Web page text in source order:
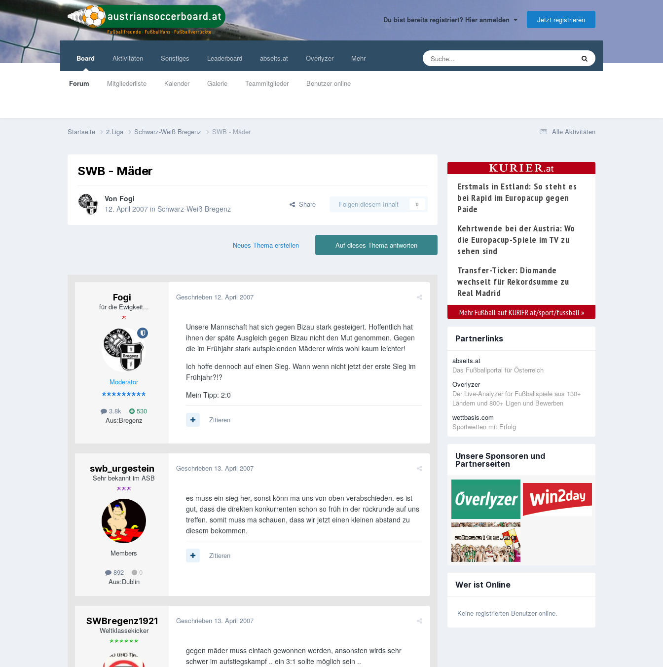
Du bist bereits registriert? Hier anmelden Jetzt registrieren
Board
Forum Mitgliederliste Kalender Galerie Teammitglieder Benutzer online
Aktivitäten Sonstiges Leaderboard abseits.at Overlyzer Mehr
Alle Aktivitäten
Startseite 2.Liga Schwarz-Weiß Bregenz SWB - Mäder
SWB - Mäder
Von Fogi
12. April 2007 in Schwarz-Weiß Bregenz Share Folgen diesem Inhalt 0
Auf dieses Thema antworten
Neues Thema erstellen
Fogi
für die Ewigkeit...
Moderator
3.8k
530
Aus:Bregenz
Geschrieben 12. April 2007
Unsere Mannschaft hat sich gegen Bizau stark gesteigert. Hoffentlich hat
ihnen der späte Ausgleich gegen Bizau nicht den Mut genommen. Gegen
die im Frühjahr stark aufspielenden Mäderer wirds wohl kaum leichter!
Ich hoffe dennoch auf einen Sieg. Wann wenn nicht jetzt der erste Sieg im
Frühjahr?!?
Mein Tipp: 2:0
Zitieren
swb_urgestein
Sehr bekannt im ASB
Members
892
0
Aus:Dublin
Geschrieben 13. April 2007
es muss ein sieg her, sonst könn ma uns von oben verabschieden. es ist
gut, dass die direkten konkurrenten schon so früh in der rückrunde auf uns
treffen. somit muss ma schauen, dass wir jetzt einen kleinen abstand zu
diesem bekommen.
Zitieren
SWBregenz1921
Weltklassekicker
Geschrieben 13. April 2007
gegen mäder muss einfach gewonnen werden, ansonsten wirds sehr
schwer im aufstiegskampf .. ein 3:1 sollte möglich sein ..
Erstmals in Estland: So steht es
bei Rapid im Europacup gegen
Paide
Kehrtwende bei der Austria: Wo
die Europacup-Spiele im TV zu
sehen sind
Transfer-Ticker: Diomande
wechselt für Rekordsumme zu
Real Madrid
Mehr Fußball auf KURIER.at/sport/fussball »
Partnerlinks
abseits.at
Das Fußballportal für Österreich
Overlyzer
Der Live-Analyzer für Fußballspiele aus 130+
Ländern und 800+ Ligen und Bewerben
wettbasis.com
Sportwetten mit Erfolg
Unsere Sponsoren und
Partnerseiten
Wer ist Online
Keine registrierten Benutzer online.